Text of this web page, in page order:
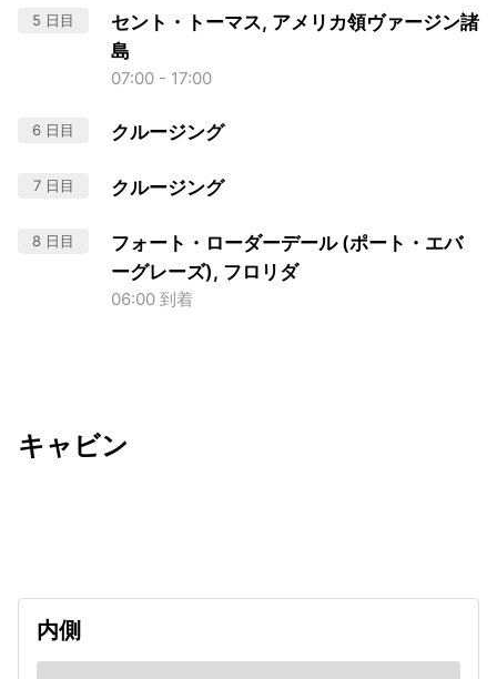
5 日目
セント・トーマス, アメリカ領ヴァージン諸
島
07:00 - 17:00
6 日目 クルージング
7 日目 クルージング
8 日目
フォート・ローダーデール (ポート・エバ
ーグレーズ), フロリダ
06:00 到着
キャビン
内側